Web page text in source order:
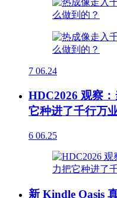
7 06.24
HDC2026 观察
它种进了千行万
6 06.25
新 Kindle Oasis